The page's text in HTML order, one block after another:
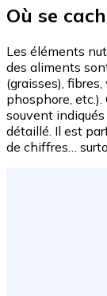
Où se
Les éléments
des aliments
(graisses),
phosphore,
souvent
détaillé. Il est
de chiffres…